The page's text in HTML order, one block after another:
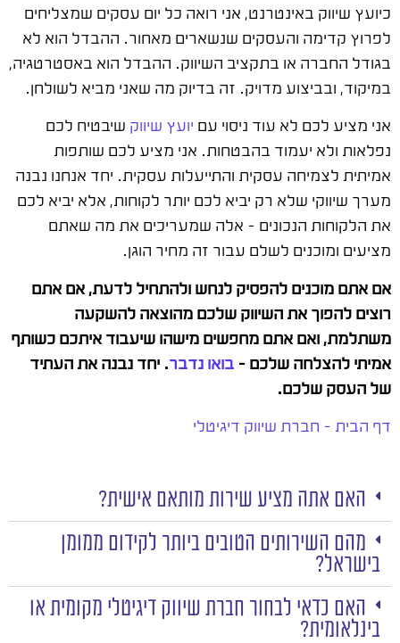
כיועץ שיווק באינטרנט, אני רואה כל יום עסקים שמצליחים
לפרוץ קדימה והעסקים שנשארים מאחור. ההבדל הוא לא
בגודל החברה או בתקציב השיווק. ההבדל הוא באסטרטגיה,
במיקוד, ובביצוע מדויק. זה בדיוק מה שאני מביא לשולחן.
אני מציע לכם לא עוד ניסוי עם יועץ שיווק שיבטיח לכם
נפלאות ולא יעמוד בהבטחות. אני מציע לכם שותפות
אמיתית לצמיחה עסקית והתייעלות עסקית. יחד אנחנו נבנה
מערך שיווקי שלא רק יביא לכם יותר לקוחות, אלא יביא לכם
את הלקוחות הנכונים – אלה שמעריכים את מה שאתם
מציעים ומוכנים לשלם עבור זה מחיר הוגן.
אם אתם מוכנים להפסיק לנחש ולהתחיל לדעת, אם אתם
רוצים להפוך את השיווק שלכם מהוצאה להשקעה
משתלמת, ואם אתם מחפשים מישהו שיעבוד איתכם כשותף
אמיתי להצלחה שלכם – בואו נדבר. יחד נבנה את העתיד
של העסק שלכם.
דף הבית – חברת שיווק דיגיטלי
האם אתה מציע שירות מותאם אישית?
מהם השירותים הטובים ביותר לקידום ממומן
בישראל?
האם כדאי לבחור חברת שיווק דיגיטלי מקומית או
בינלאומית?